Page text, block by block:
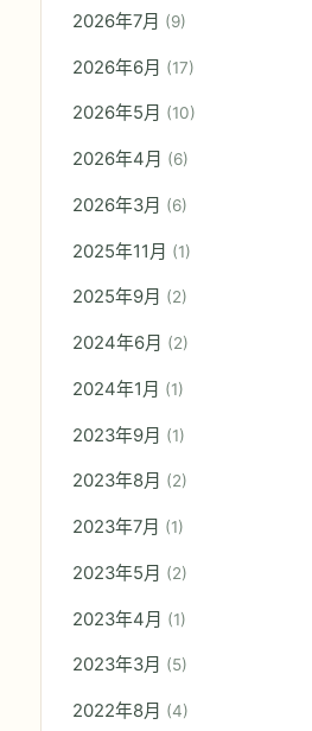
2026年7月 (9)
2026年6月 (17)
2026年5月 (10)
2026年4月 (6)
2026年3月 (6)
2025年11月 (1)
2025年9月 (2)
2024年6月 (2)
2024年1月 (1)
2023年9月 (1)
2023年8月 (2)
2023年7月 (1)
2023年5月 (2)
2023年4月 (1)
2023年3月 (5)
2022年8月 (4)